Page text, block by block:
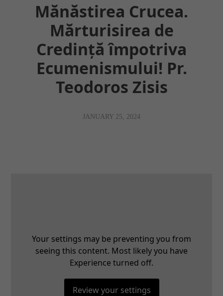
Mănăstirea Crucea.
Mărturisirea de
Credință împotriva
Ecumenismului! Pr.
Teodoros Zisis
JANUARY 25, 2024
Your settings may be preventing you from
seeing this content. Most likely you have
Experience turned off.
Review your settings